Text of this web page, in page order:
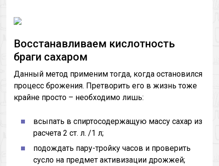
Восстанавливаем кислотность
браги сахаром
Данный метод применим тогда, когда остановился
процесс брожения. Претворить его в жизнь тоже
крайне просто – необходимо лишь:
всыпать в спиртосодержащую массу сахар из
расчета 2 ст. л. /1 л;
подождать пару-тройку часов и проверить
сусло на предмет активизации дрожжей;